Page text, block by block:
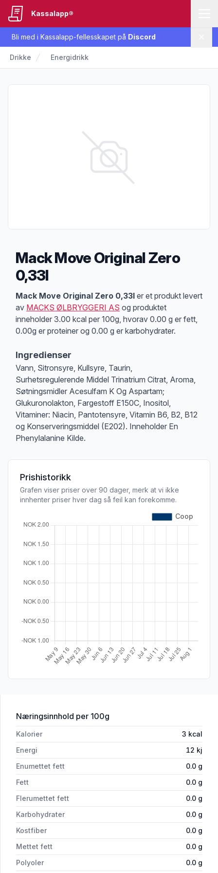
Bli med i Kassalapp-fellesskapet på Discord
Kassalapp®
Drikke Energidrikk
Mack Move Original Zero
0,33l
Produktbeskrivelse
Mack Move Original Zero 0,33l er et produkt levert
av MACKS ØLBRYGGERI AS og produktet
inneholder 3.00 kcal per 100g, hvorav 0.00 g er fett,
0.00g er proteiner og 0.00 g er karbohydrater.
Ingredienser
Vann, Sitronsyre, Kullsyre, Taurin,
Surhetsregulerende Middel Trinatrium Citrat, Aroma,
Søtningsmidler Acesulfam K Og Aspartam;
Glukuronolakton, Fargestoff E150C, Inositol,
Vitaminer: Niacin, Pantotensyre, Vitamin B6, B2, B12
og Konserveringsmiddel (E202). Inneholder En
Phenylalanine Kilde.
Prishistorikk
Grafen viser priser over 90 dager, merk at vi ikke
innhenter priser hver dag så feil kan forekomme.
Næringsinnhold for 'Mack Move Original Zero 0,33l'
per 100g
Kalorier 3 kcal
Energi
12 kj
Enumettet fett
0.0 g
Fett
0.0 g
Flerumettet fett
0.0 g
Karbohydrater
0.0 g
Kostfiber
0.0 g
Mettet fett
0.0 g
Polyoler
0.0 g